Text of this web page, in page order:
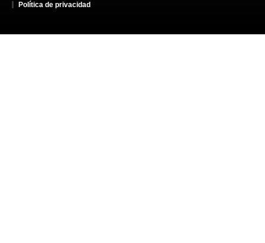
Política de privacidad